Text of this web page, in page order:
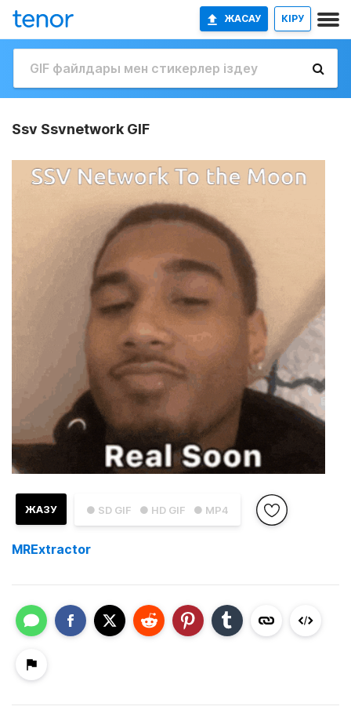
ЖАСАУ КІРУ
Ssv Ssvnetwork GIF
● SD GIF ● HD GIF ● MP4
ЖАЗУ
MRExtractor